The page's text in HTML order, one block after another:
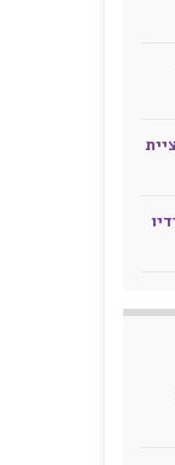
לבחור בין ערוץ 14 לרדיו